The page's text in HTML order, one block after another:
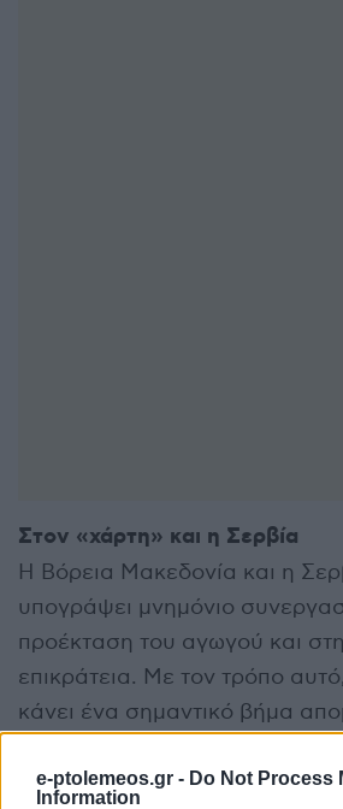
e-ptolemeos.gr - Do Not Process
Information
Στον «χάρτη» και η Σερβία
Η Βόρεια Μακεδονία και η
υπογράψει μνημόνιο
προέκταση του αγωγού και
επικράτεια. Με τον τρόπο
κάνει ένα σημαντικό βήμα
τροφοδοτείται με αέριο και